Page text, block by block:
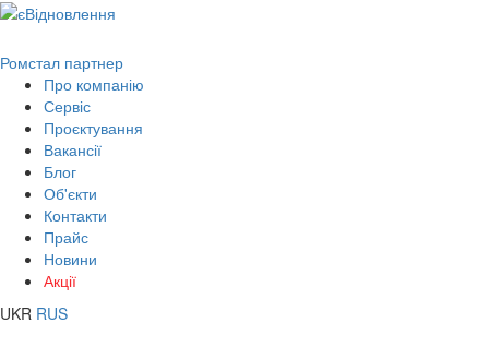
Ромстал партнер
Про компанію
Сервіс
Проєктування
Вакансії
Блог
Об'єкти
Контакти
Прайс
Новини
Акції
UKR RUS